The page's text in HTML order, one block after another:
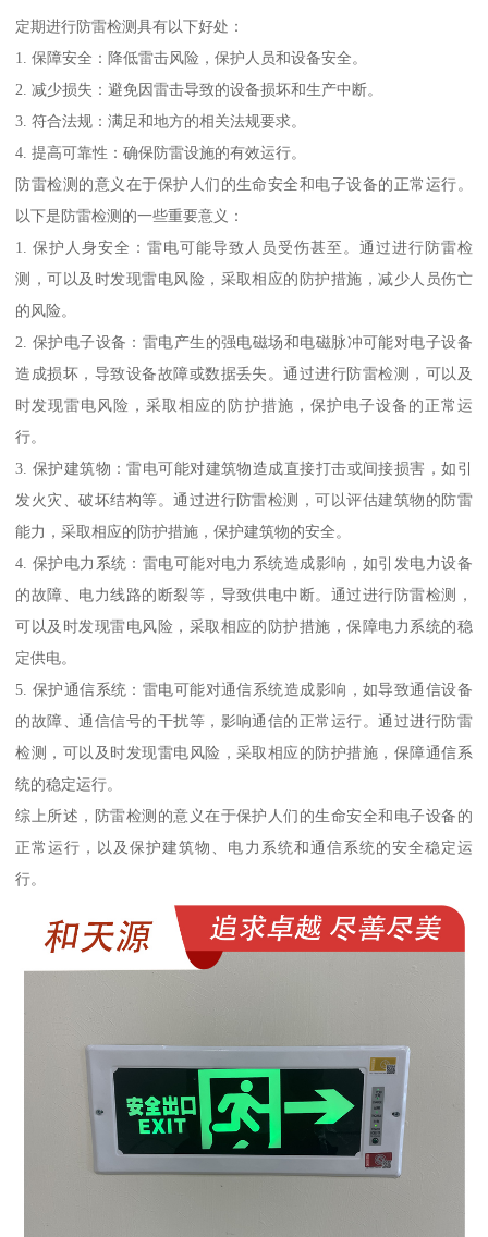
定期进行防雷检测具有以下好处：
1. 保障安全：降低雷击风险，保护人员和设备安全。
2. 减少损失：避免因雷击导致的设备损坏和生产中断。
3. 符合法规：满足和地方的相关法规要求。
4. 提高可靠性：确保防雷设施的有效运行。
防雷检测的意义在于保护人们的生命安全和电子设备的正常运行。
以下是防雷检测的一些重要意义：
1. 保护人身安全：雷电可能导致人员受伤甚至。通过进行防雷检
测，可以及时发现雷电风险，采取相应的防护措施，减少人员伤亡
的风险。
2. 保护电子设备：雷电产生的强电磁场和电磁脉冲可能对电子设备
造成损坏，导致设备故障或数据丢失。通过进行防雷检测，可以及
时发现雷电风险，采取相应的防护措施，保护电子设备的正常运
行。
3. 保护建筑物：雷电可能对建筑物造成直接打击或间接损害，如引
发火灾、破坏结构等。通过进行防雷检测，可以评估建筑物的防雷
能力，采取相应的防护措施，保护建筑物的安全。
4. 保护电力系统：雷电可能对电力系统造成影响，如引发电力设备
的故障、电力线路的断裂等，导致供电中断。通过进行防雷检测，
可以及时发现雷电风险，采取相应的防护措施，保障电力系统的稳
定供电。
5. 保护通信系统：雷电可能对通信系统造成影响，如导致通信设备
的故障、通信信号的干扰等，影响通信的正常运行。通过进行防雷
检测，可以及时发现雷电风险，采取相应的防护措施，保障通信系
统的稳定运行。
综上所述，防雷检测的意义在于保护人们的生命安全和电子设备的
正常运行，以及保护建筑物、电力系统和通信系统的安全稳定运
行。